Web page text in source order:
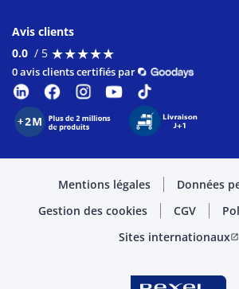
Avis clients
0.0 / 5 ★★★★★
★★★★★
0 avis clients certifiés par
Mentions légales
Données
Gestion des cookies
CGV
Sites internationauxopen_in_new